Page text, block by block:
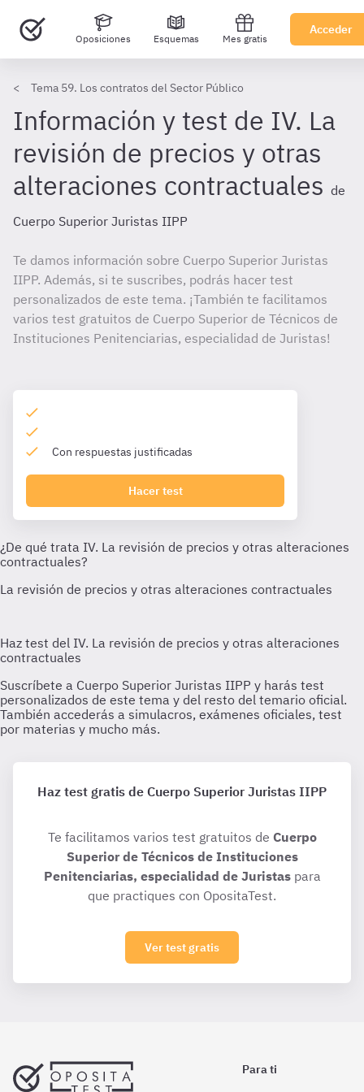
Oposiciones Esquemas Mes gratis
Acceder
Tema 59. Los contratos del Sector Público
Información y test de IV. La
revisión de precios y otras
alteraciones contractuales de
Cuerpo Superior Juristas IIPP
Te damos información sobre Cuerpo Superior Juristas
IIPP. Además, si te suscribes, podrás hacer test
personalizados de este tema. ¡También te facilitamos
varios test gratuitos de Cuerpo Superior de Técnicos de
Instituciones Penitenciarias, especialidad de Juristas!
Con respuestas justificadas
Hacer test
Haz test gratis de Cuerpo Superior Juristas IIPP
Te facilitamos varios test gratuitos de Cuerpo
Superior de Técnicos de Instituciones
Penitenciarias, especialidad de Juristaspara
que practiques con OpositaTest.
Ver test gratis
Para ti